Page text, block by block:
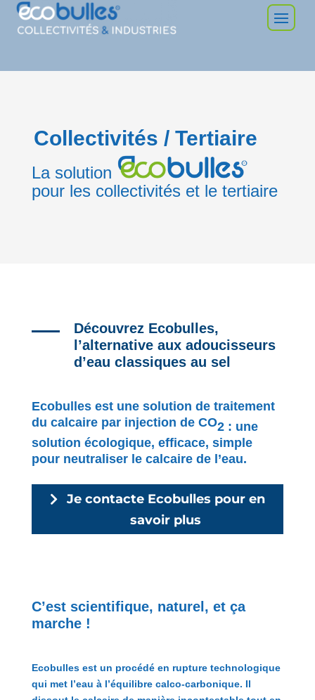
Collectivités / Tertiaire
La solution
pour les collectivités et le tertiaire
Découvrez Ecobulles,
l’alternative aux adoucisseurs
d’eau classiques au sel
Ecobulles est une solution de traitement
du calcaire par injection de CO2 : une
solution écologique, efficace, simple
pour neutraliser le calcaire de l’eau.
Je contacte Ecobulles pour en
savoir plus
C’est scientifique, naturel, et ça
marche !
Ecobulles est un procédé en rupture technologique
qui met l’eau à l’équilibre calco-carbonique. Il